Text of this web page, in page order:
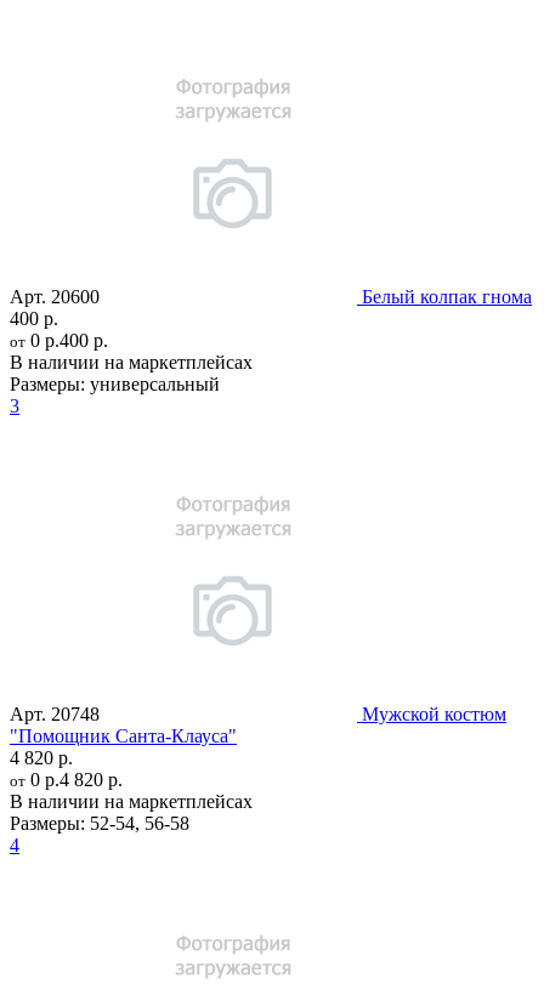
Арт. 20600
Белый колпак гнома
400 р.
от 0 р.400 р.
В наличии на маркетплейсах
Размеры: универсальный
3
Арт. 20748
Мужской костюм
"Помощник Санта-Клауса"
4 820 р.
от 0 р.4 820 р.
В наличии на маркетплейсах
Размеры: 52-54, 56-58
4